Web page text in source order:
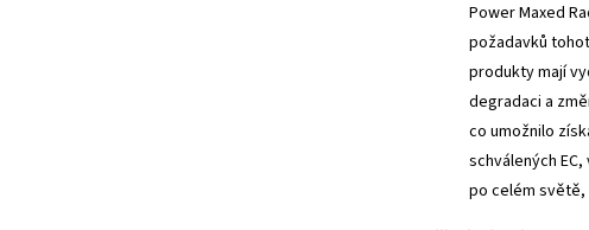
Power Maxed
požadavků
produkty mají
degradaci a
co umožnilo
schválených
po celém světě,